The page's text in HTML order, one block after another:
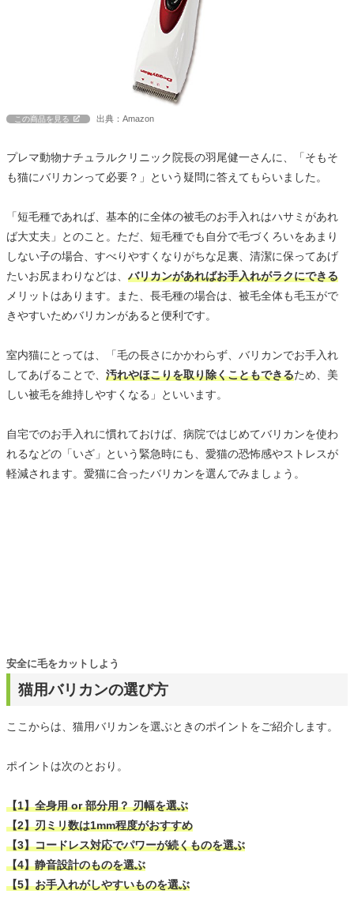
この商品を見る 出典：Amazon
プレマ動物ナチュラルクリニック院長の羽尾健一さんに、「そもそ
も猫にバリカンって必要？」という疑問に答えてもらいました。
「短毛種であれば、基本的に全体の被毛のお手入れはハサミがあれ
ば大丈夫」とのこと。ただ、短毛種でも自分で毛づくろいをあまり
しない子の場合、すべりやすくなりがちな足裏、清潔に保ってあげ
たいお尻まわりなどは、 バリカンがあればお手入れがラクにできる
メリットはあります。また、長毛種の場合は、被毛全体も毛玉がで
きやすいためバリカンがあると便利です。
室内猫にとっては、「毛の長さにかかわらず、バリカンでお手入れ
してあげることで、 汚れやほこりを取り除くこともできるため、美
しい被毛を維持しやすくなる」といいます。
自宅でのお手入れに慣れておけば、病院ではじめてバリカンを使わ
れるなどの「いざ」という緊急時にも、愛猫の恐怖感やストレスが
軽減されます。愛猫に合ったバリカンを選んでみましょう。
猫用バリカンの選び方
安全に毛をカットしよう
ここからは、猫用バリカンを選ぶときのポイントをご紹介します。
ポイントは次のとおり。
【1】全身用 or 部分用？ 刃幅を選ぶ
【2】刃ミリ数は1mm程度がおすすめ
【3】コードレス対応でパワーが続くものを選ぶ
【4】静音設計のものを選ぶ
【5】お手入れがしやすいものを選ぶ